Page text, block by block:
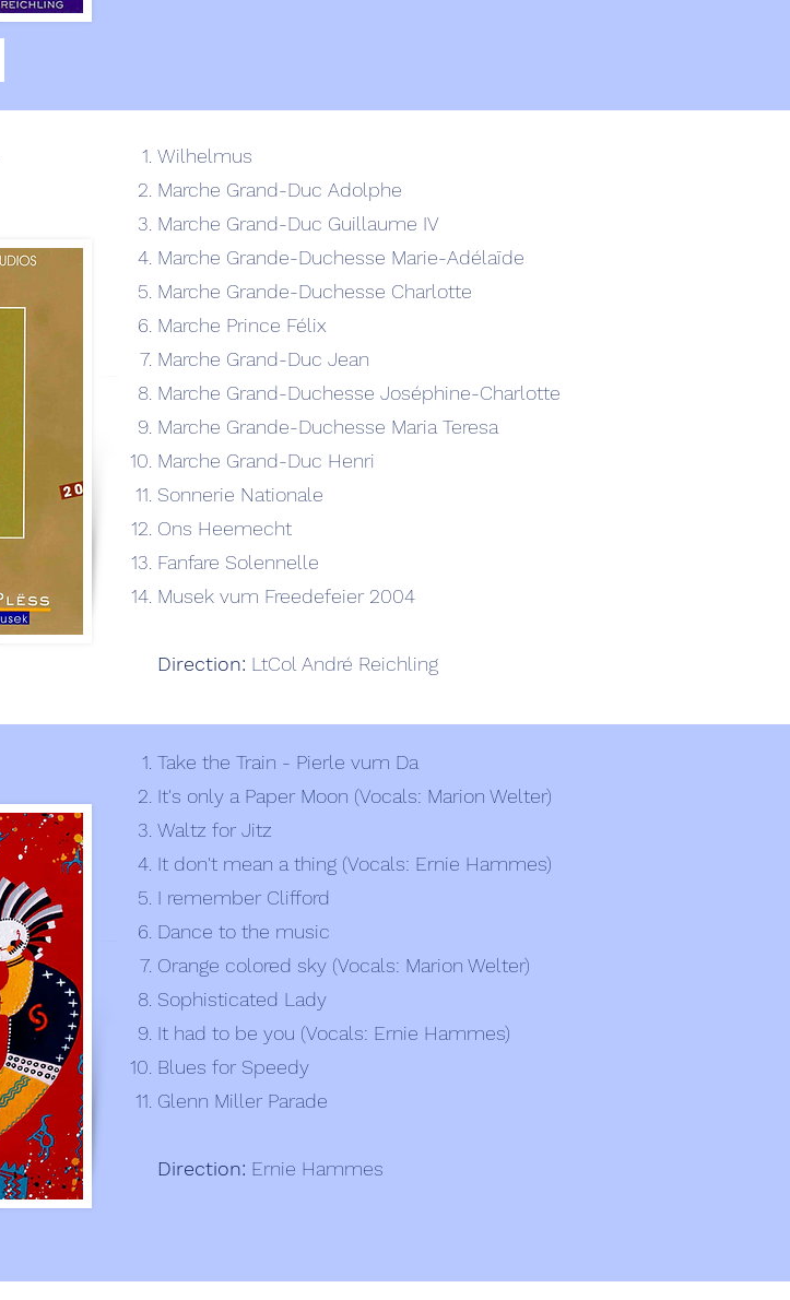
Wilhelmus
Marche Grand-Duc Adolphe
Marche Grand-Duc Guillaume IV
Marche Grande-Duchesse Marie-Adélaïde
Marche Grande-Duchesse Charlotte
Marche Prince Félix
Marche Grand-Duc Jean
Marche Grand-Duchesse Joséphine-Charlotte
Marche Grande-Duchesse Maria Teresa
Marche Grand-Duc Henri
Sonnerie Nationale
Ons Heemecht
Fanfare Solennelle
Musek vum Freedefeier 2004
Direction: LtCol André Reichling
Take the Train - Pierle vum Da
It's only a Paper Moon (Vocals: Marion Welter)
Waltz for Jitz
It don't mean a thing (Vocals: Ernie Hammes)
I remember Clifford
Dance to the music
Orange colored sky (Vocals: Marion Welter)
Sophisticated Lady
It had to be you (Vocals: Ernie Hammes)
Blues for Speedy
Glenn Miller Parade
Direction: Ernie Hammes